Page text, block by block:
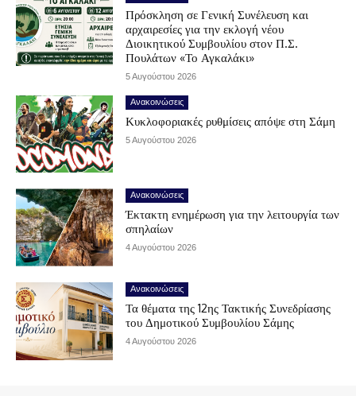
Πρόσκληση σε Γενική Συνέλευση και
αρχαιρεσίες για την εκλογή νέου
Διοικητικού Συμβουλίου στον Π.Σ.
Πουλάτων «Το Αγκαλάκι»
5 Αυγούστου 2026
Ανακοινώσεις
Κυκλοφοριακές ρυθμίσεις απόψε στη Σάμη
5 Αυγούστου 2026
Ανακοινώσεις
Έκτακτη ενημέρωση για την λειτουργία των
σπηλαίων
4 Αυγούστου 2026
Ανακοινώσεις
Τα θέματα της 12ης Τακτικής Συνεδρίασης
του Δημοτικού Συμβουλίου Σάμης
4 Αυγούστου 2026